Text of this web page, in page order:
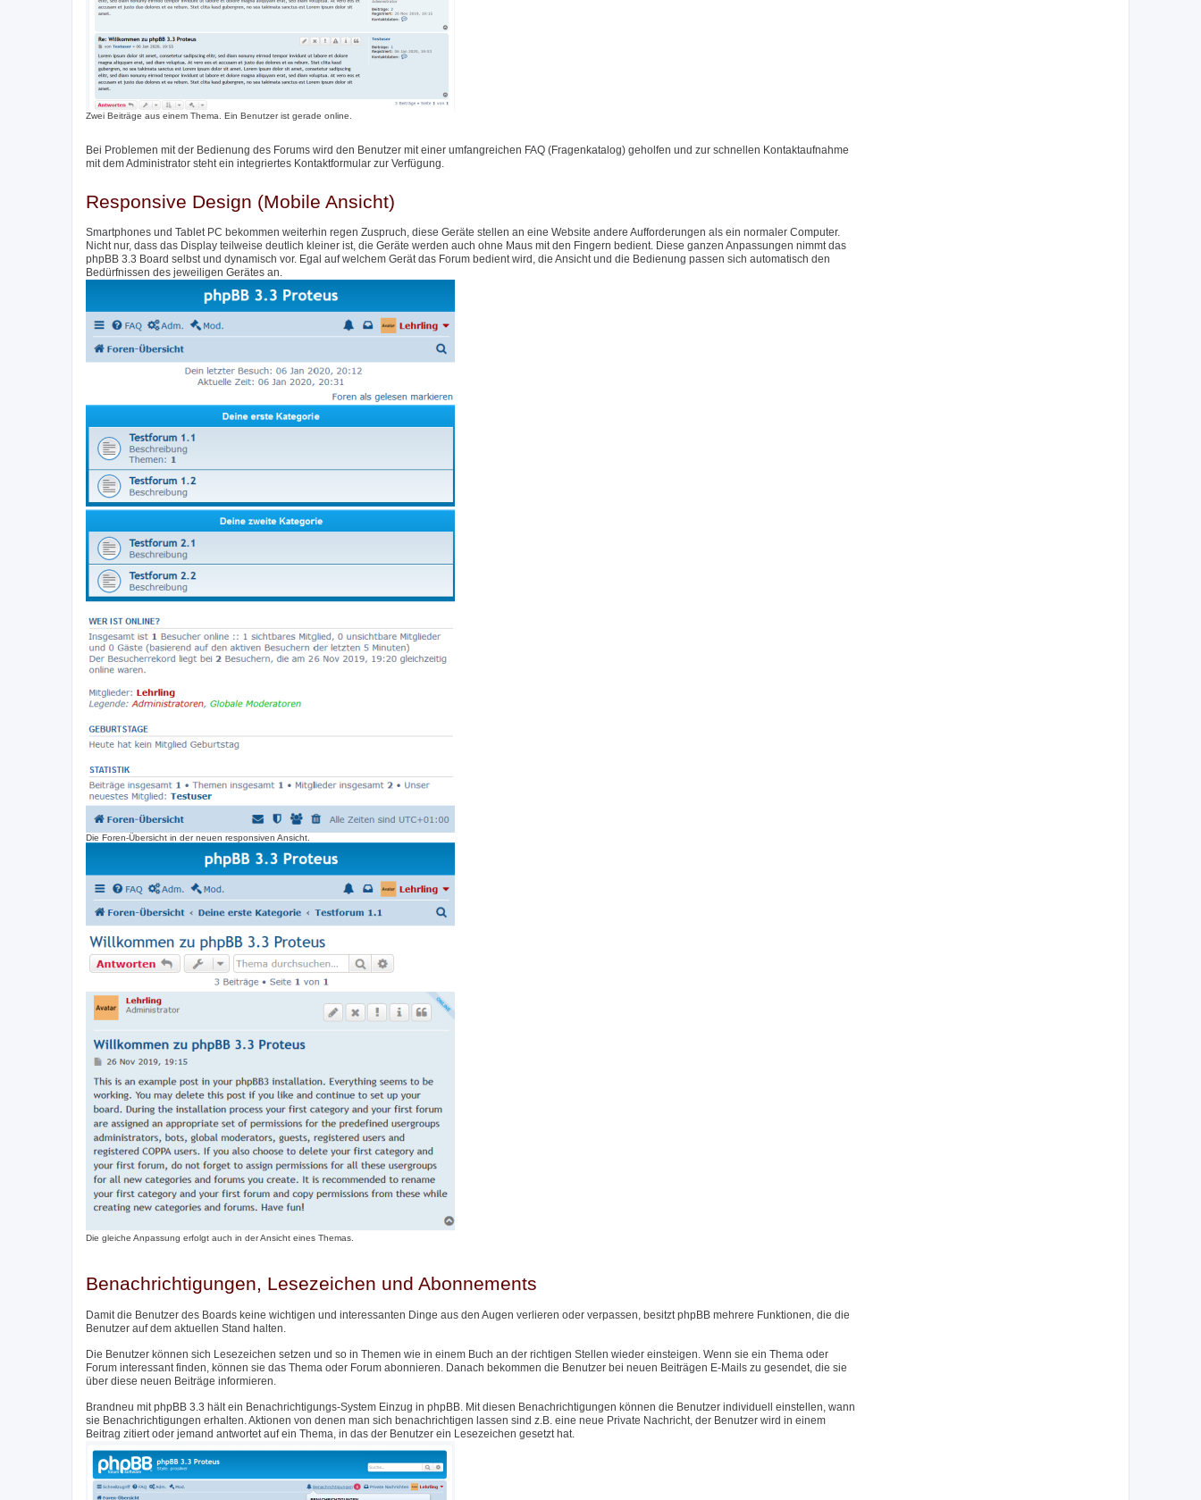
Zwei Beiträge aus einem Thema. Ein Benutzer ist gerade online.
Bei Problemen mit der Bedienung des Forums wird den Benutzer mit einer umfangreichen FAQ (Fragenkatalog) geholfen und zur schnellen Kontaktaufnahme
mit dem Administrator steht ein integriertes Kontaktformular zur Verfügung.
Responsive Design (Mobile Ansicht)
Smartphones und Tablet PC bekommen weiterhin regen Zuspruch, diese Geräte stellen an eine Website andere Aufforderungen als ein normaler Computer.
Nicht nur, dass das Display teilweise deutlich kleiner ist, die Geräte werden auch ohne Maus mit den Fingern bedient. Diese ganzen Anpassungen nimmt das
phpBB 3.3 Board selbst und dynamisch vor. Egal auf welchem Gerät das Forum bedient wird, die Ansicht und die Bedienung passen sich automatisch den
Bedürfnissen des jeweiligen Gerätes an.
Die Foren-Übersicht in der neuen responsiven Ansicht.
Die gleiche Anpassung erfolgt auch in der Ansicht eines Themas.
Benachrichtigungen, Lesezeichen und Abonnements
Damit die Benutzer des Boards keine wichtigen und interessanten Dinge aus den Augen verlieren oder verpassen, besitzt phpBB mehrere Funktionen, die die
Benutzer auf dem aktuellen Stand halten.
Die Benutzer können sich Lesezeichen setzen und so in Themen wie in einem Buch an der richtigen Stellen wieder einsteigen. Wenn sie ein Thema oder
Forum interessant finden, können sie das Thema oder Forum abonnieren. Danach bekommen die Benutzer bei neuen Beiträgen E-Mails zu gesendet, die sie
über diese neuen Beiträge informieren.
Brandneu mit phpBB 3.3 hält ein Benachrichtigungs-System Einzug in phpBB. Mit diesen Benachrichtigungen können die Benutzer individuell einstellen, wann
sie Benachrichtigungen erhalten. Aktionen von denen man sich benachrichtigen lassen sind z.B. eine neue Private Nachricht, der Benutzer wird in einem
Beitrag zitiert oder jemand antwortet auf ein Thema, in das der Benutzer ein Lesezeichen gesetzt hat.